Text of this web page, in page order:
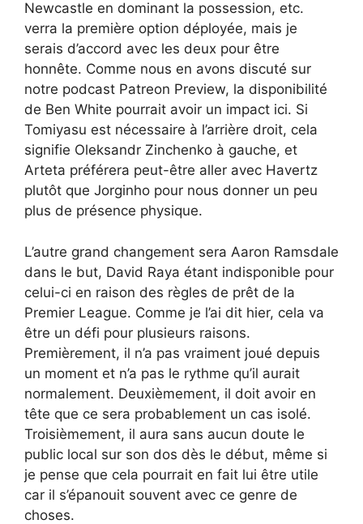
Newcastle en dominant la possession, etc.
verra la première option déployée, mais je
serais d’accord avec les deux pour être
honnête. Comme nous en avons discuté sur
notre podcast Patreon Preview, la disponibilité
de Ben White pourrait avoir un impact ici. Si
Tomiyasu est nécessaire à l’arrière droit, cela
signifie Oleksandr Zinchenko à gauche, et
Arteta préférera peut-être aller avec Havertz
plutôt que Jorginho pour nous donner un peu
plus de présence physique.
L’autre grand changement sera Aaron Ramsdale
dans le but, David Raya étant indisponible pour
celui-ci en raison des règles de prêt de la
Premier League. Comme je l’ai dit hier, cela va
être un défi pour plusieurs raisons.
Premièrement, il n’a pas vraiment joué depuis
un moment et n’a pas le rythme qu’il aurait
normalement. Deuxièmement, il doit avoir en
tête que ce sera probablement un cas isolé.
Troisièmement, il aura sans aucun doute le
public local sur son dos dès le début, même si
je pense que cela pourrait en fait lui être utile
car il s’épanouit souvent avec ce genre de
choses.